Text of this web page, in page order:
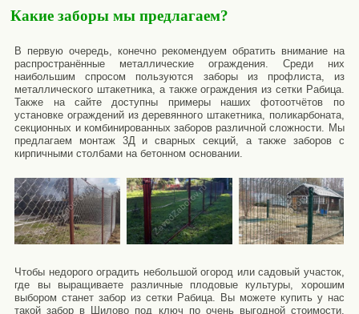
Какие заборы мы предлагаем?
В первую очередь, конечно рекомендуем обратить внимание на
распространённые металлические ограждения. Среди них
наибольшим спросом пользуются заборы из профлиста, из
металлического штакетника, а также ограждения из сетки Рабица.
Также на сайте доступны примеры наших фотоотчётов по
установке ограждений из деревянного штакетника, поликарбоната,
секционных и комбинированных заборов различной сложности. Мы
предлагаем монтаж 3Д и сварных секций, а также заборов с
кирпичными столбами на бетонном основании.
Чтобы недорого оградить небольшой огород или садовый участок,
где вы выращиваете различные плодовые культуры, хорошим
выбором станет забор из сетки Рабица. Вы можете купить у нас
такой забор в Шилово под ключ по очень выгодной стоимости.